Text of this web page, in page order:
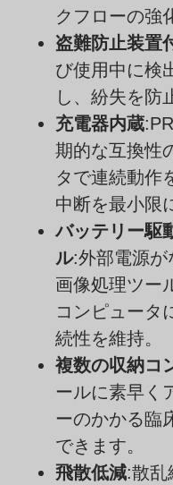
クフローの強
盗難防止装置
び使用中に検
し、紛失を防
充電器内蔵
期的な互換性
タで連続動作
中断を最小限
バッテリー駆
ル:外部電源が
画像処理ツー
コンピュータ
続性を維持。
複数の収納コ
ールに素早く
ーのかかる臨
できます。
飛散低減:散乱